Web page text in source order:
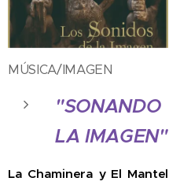
MÚSICA/IMAGEN
"SONANDO
LA IMAGEN"
La Chaminera y El Mantel